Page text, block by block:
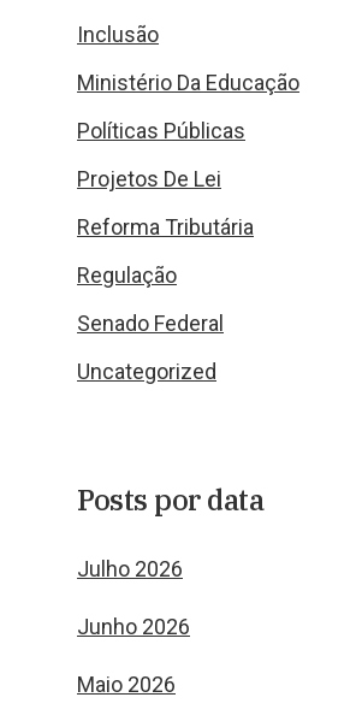
Inclusão
Ministério Da Educação
Políticas Públicas
Projetos De Lei
Reforma Tributária
Regulação
Senado Federal
Uncategorized
Posts por data
Julho 2026
Junho 2026
Maio 2026